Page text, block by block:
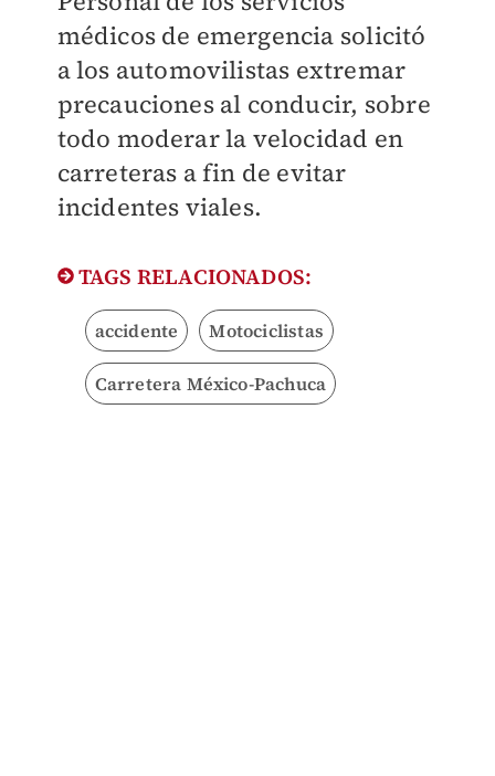
médicos de emergencia solicitó
a los automovilistas extremar
precauciones al conducir, sobre
todo moderar la velocidad en
carreteras a fin de evitar
incidentes viales.
TAGS RELACIONADOS:
accidente Motociclistas
Carretera México-Pachuca